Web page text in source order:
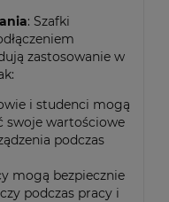
: Szafki
zastosowanie w
i studenci mogą
swoje wartościowe
podczas
mogą bezpiecznie
podczas pracy i